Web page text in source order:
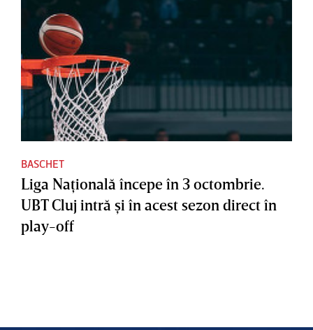
BASCHET
Liga Naţională începe în 3 octombrie.
UBT Cluj intră şi în acest sezon direct în
play-off